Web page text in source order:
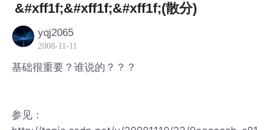
&#xff1f;&#xff1f;&#xff1f;(散分)
yqj2065
2008-11-11
基础很重要？谁说的？？？
参见：